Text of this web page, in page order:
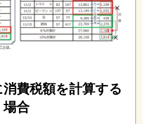
費税額を計算する
場合